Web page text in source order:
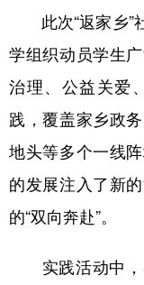
此次“返家乡”
学组织动员学生
治理、公益关爱
践，覆盖家乡政
地头等多个一线
的发展注入了新
的“双向奔赴”。
实践活动中，